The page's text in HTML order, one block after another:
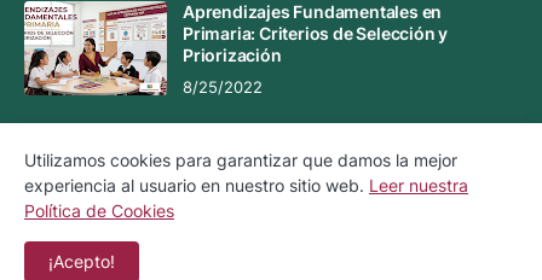
Aprendizajes Fundamentales en
Primaria: Criterios de Selección y
Priorización
8/25/2022
Copyright ©
Aviso Legal Aviso de Privacidad
Política de Cookies
Utilizamos cookies para garantizar que damos la mejor
experiencia al usuario en nuestro sitio web. Leer nuestra
Política de Cookies
¡Acepto!